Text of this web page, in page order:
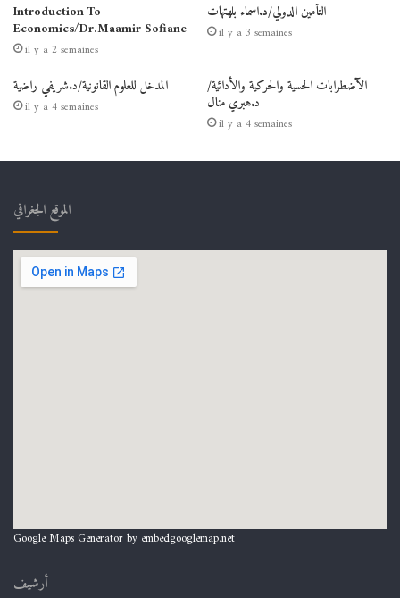
Introduction To
Economics/Dr.Maamir Sofiane
il y a 2 semaines
التأمين الدولي/د.اسماء بلهتهات
il y a 3 semaines
المدخل للعلوم القانونية/د.شريفي راضية
il y a 4 semaines
الآضطرابات الحسية والحركية والأدائية/
د.هبري منال
il y a 4 semaines
الموقع الجغرافي
Google Maps Generator by embedgooglemap.net
أرشيف